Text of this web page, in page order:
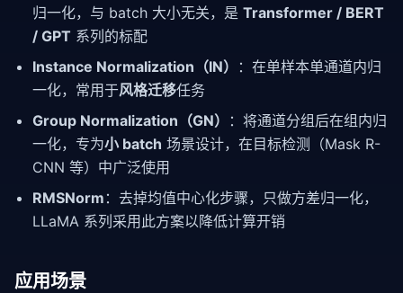
归一化，与 batch 大小无关，是 Transformer / BERT
/ GPT 系列的标配
Instance Normalization（IN）
：在单样本单通道内归
一化，常用于风格迁移任务
Group Normalization（GN）
：将通道分组后在组内归
一化，专为小 batch 场景设计，在目标检测（Mask R-
CNN 等）中广泛使用
RMSNorm ：去掉均值中心化步骤，只做方差归一化，
LLaMA 系列采用此方案以降低计算开销
应用场景